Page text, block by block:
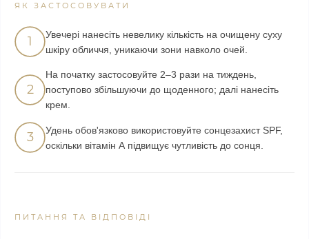
ЯК ЗАСТОСОВУВАТИ
1
Увечері нанесіть невелику кількість на очищену суху
шкіру обличчя, уникаючи зони навколо очей.
2
На початку застосовуйте 2–3 рази на тиждень,
поступово збільшуючи до щоденного; далі нанесіть
крем.
3
Удень обов'язково використовуйте сонцезахист SPF,
оскільки вітамін А підвищує чутливість до сонця.
ПИТАННЯ ТА ВІДПОВІДІ